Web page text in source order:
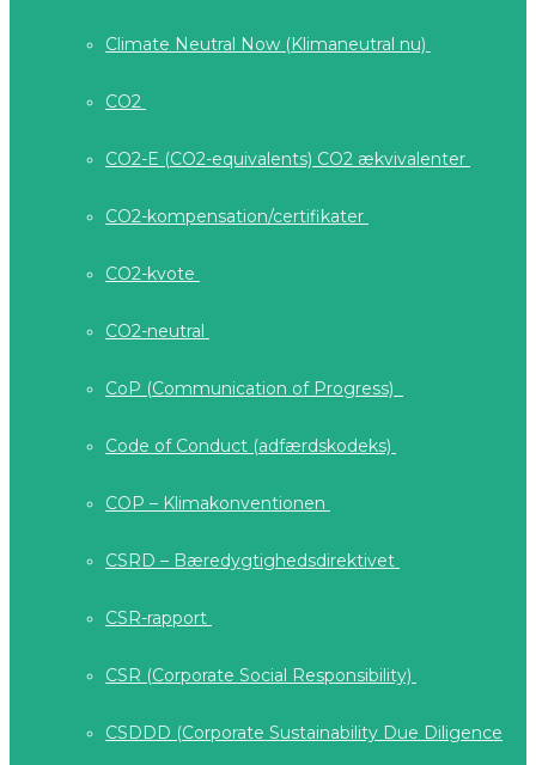
Climate Neutral Now (Klimaneutral nu)
CO2
CO2-E (CO2-equivalents) CO2 ækvivalenter
CO2-kompensation/certifikater
CO2-kvote
CO2-neutral
CoP (Communication of Progress)
Code of Conduct (adfærdskodeks)
COP – Klimakonventionen
CSRD – Bæredygtighedsdirektivet
CSR-rapport
CSR (Corporate Social Responsibility)
CSDDD (Corporate Sustainability Due Diligence